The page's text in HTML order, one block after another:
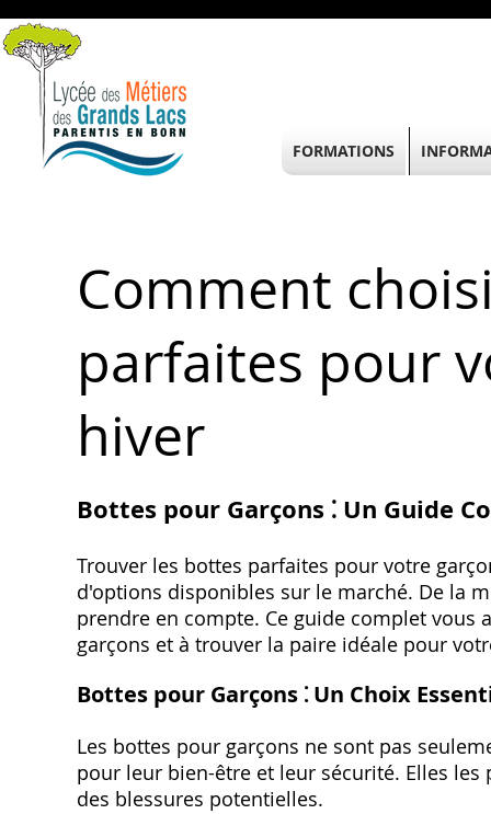
Comment
parfaites pour
hiver
Bottes pour Garçons ⁚ Un Guide
Trouver les bottes parfaites pour votre
d'options disponibles sur le marché. De la
prendre en compte. Ce guide complet vous
garçons et à trouver la paire idéale pour
Bottes pour Garçons ⁚ Un Choix
Les bottes pour garçons ne sont pas
pour leur bien-être et leur sécurité. Elles
des blessures potentielles.
FORMATIONS